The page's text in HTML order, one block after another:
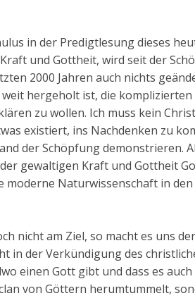
in der Predigtlesung dieses
und Gottheit, wird seit der
2000 Jahren auch nichts
hergeholt ist, die
zu wollen. Ich muss kein
existiert, ins Nachdenken zu
der Schöpfung demonstrieren.
gewaltigen Kraft und Gottheit
Naturwissenschaft in
nicht am Ziel, so macht es uns
in der Verkündigung des
einen Gott gibt und dass es
von Göttern herumtummelt,